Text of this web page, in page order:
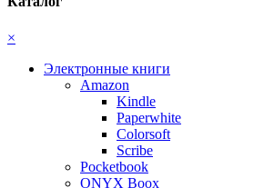
×
Электронные книги
Amazon
Kindle
Paperwhite
Colorsoft
Scribe
Pocketbook
ONYX Boox